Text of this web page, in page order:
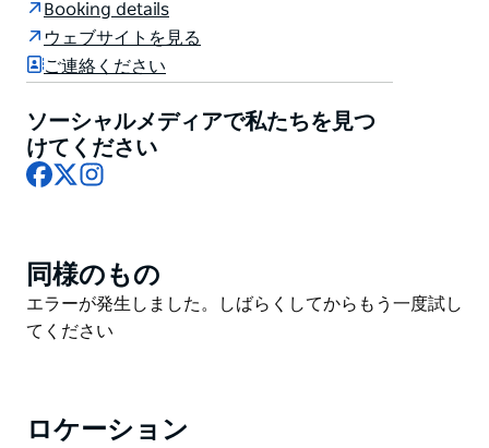
楽しみながらチャレンジしてください。すべてサーキュ
ラーキーからフェリーでわずか 12 分です。
新しい視点から自然を体験し、オーストラリア固有の動
物の上にある木のてっぺんをスイングしながら下を見下
ろしてください。約 45 分から 2 時間までのコースで、
自分に合ったペースでワイルドロープを単独で完了する
アドレナリン全開のワイルドロープコースが 4 つあ
り、子供から大人まで楽しめます。チャレンジを選び、
ヘルメットとハーネスを装着して、登る準備をしてくだ
さい。
Booking details
ウェブサイトを見る
ご連絡ください
ソーシャルメディアで私たちを見つ
けてください
Facebook
X
Product
List
同様のもの
Product
List
エラーが発生しました。しばらくしてからもう一度試し
てください
ロケーション